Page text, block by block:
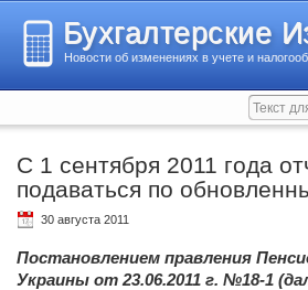
Бухгалтерские
Новости об изменениях в учете и
С 1 сентября 2011 года
подаваться по
30 августа 2011
Постановлением правления
Украины от 23.06.2011 г. №18-1